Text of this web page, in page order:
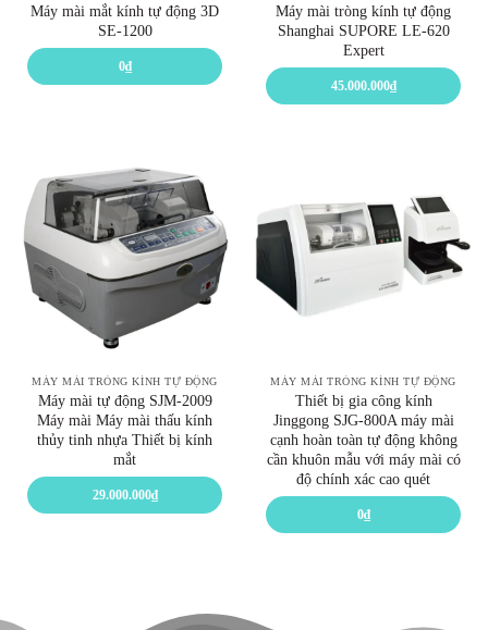
Máy mài mắt kính tự động 3D
SE-1200
0₫
Máy mài tròng kính tự động
Shanghai SUPORE LE-620
Expert
45.000.000₫
MÁY MÀI TRÒNG KÍNH TỰ ĐỘNG
Máy mài tự động SJM-2009
Máy mài Máy mài thấu kính
thủy tinh nhựa Thiết bị kính
mắt
29.000.000₫
MÁY MÀI TRÒNG KÍNH TỰ ĐỘNG
Thiết bị gia công kính
Jinggong SJG-800A máy mài
cạnh hoàn toàn tự động không
cần khuôn mẫu với máy mài có
độ chính xác cao quét
0₫